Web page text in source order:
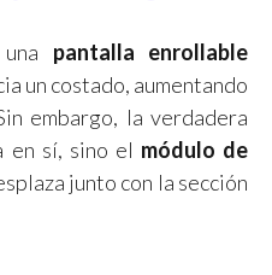
pantalla enrollable
un costado, aumentando
embargo, la verdadera
en sí, sino el módulo de
junto con la sección